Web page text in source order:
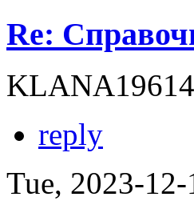
Re:
reply
Tue, 2023-